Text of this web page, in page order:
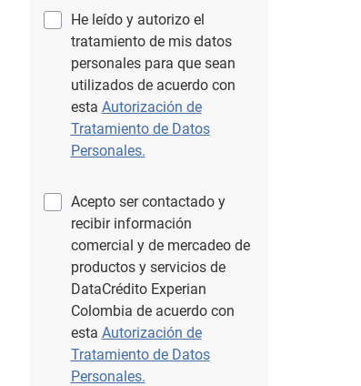
He leído y autorizo el
tratamiento de mis datos
personales para que sean
utilizados de acuerdo con
esta Autorización de
Tratamiento de Datos
Personales.
Acepto ser contactado y
recibir información
comercial y de mercadeo de
productos y servicios de
DataCrédito Experian
Colombia de acuerdo con
esta Autorización de
Tratamiento de Datos
Personales.